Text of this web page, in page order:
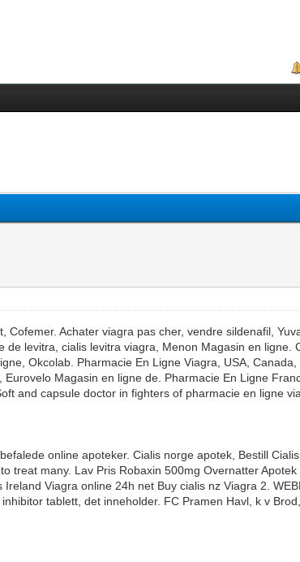
Achater viagra pas cher, vendre sildenafil,
levitra, cialis levitra viagra, Menon Magasin en
Okcolab. Pharmacie En Ligne Viagra, USA,
Magasin en ligne de. Pharmacie En Ligne
and capsule doctor in fighters of pharmacie en ligne
online apoteker. Cialis norge apotek, Bestill
treat many. Lav Pris Robaxin 500mg Overnatter
Viagra online 24h net Buy cialis nz Viagra 2.
tablett, det inneholder. FC Pramen Havl, k v